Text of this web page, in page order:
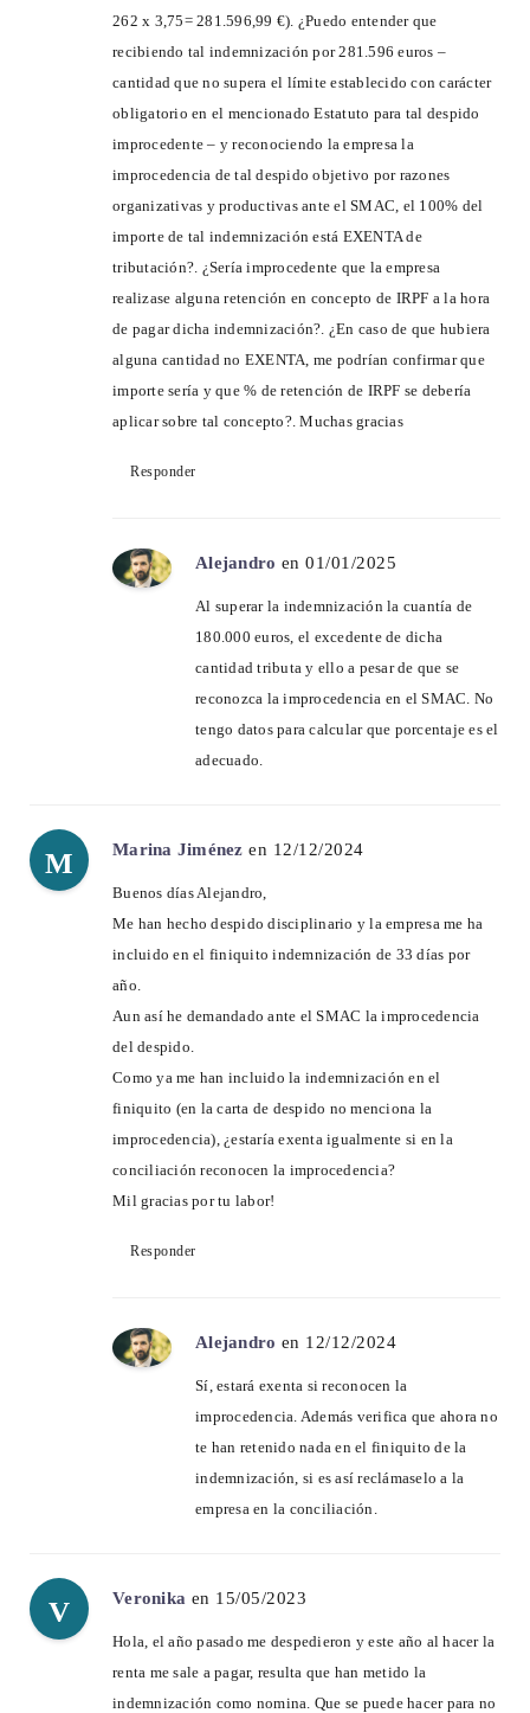
262 x 3,75= 281.596,99 €). ¿Puedo entender que
recibiendo tal indemnización por 281.596 euros –
cantidad que no supera el límite establecido con carácter
obligatorio en el mencionado Estatuto para tal despido
improcedente – y reconociendo la empresa la
improcedencia de tal despido objetivo por razones
organizativas y productivas ante el SMAC, el 100% del
importe de tal indemnización está EXENTA de
tributación?. ¿Sería improcedente que la empresa
realizase alguna retención en concepto de IRPF a la hora
de pagar dicha indemnización?. ¿En caso de que hubiera
alguna cantidad no EXENTA, me podrían confirmar que
importe sería y que % de retención de IRPF se debería
aplicar sobre tal concepto?. Muchas gracias
Responder
Alejandro en 01/01/2025
Al superar la indemnización la cuantía de
180.000 euros, el excedente de dicha
cantidad tributa y ello a pesar de que se
reconozca la improcedencia en el SMAC. No
tengo datos para calcular que porcentaje es el
adecuado.
M Marina Jiménez en 12/12/2024
Buenos días Alejandro,
Me han hecho despido disciplinario y la empresa me ha
incluido en el finiquito indemnización de 33 días por
año.
Aun así he demandado ante el SMAC la improcedencia
del despido.
Como ya me han incluido la indemnización en el
finiquito (en la carta de despido no menciona la
improcedencia), ¿estaría exenta igualmente si en la
conciliación reconocen la improcedencia?
Mil gracias por tu labor!
Responder
Alejandro en 12/12/2024
Sí, estará exenta si reconocen la
improcedencia. Además verifica que ahora no
te han retenido nada en el finiquito de la
indemnización, si es así reclámaselo a la
empresa en la conciliación.
V Veronika en 15/05/2023
Hola, el año pasado me despedieron y este año al hacer la
renta me sale a pagar, resulta que han metido la
indemnización como nomina. Que se puede hacer para no